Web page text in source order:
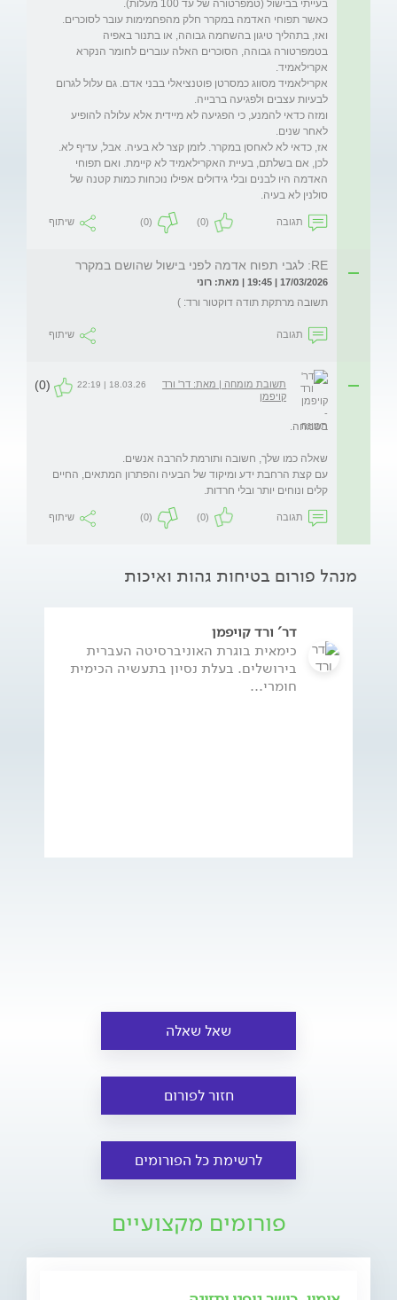
כאשר תפוחי האדמה במקרר חלק מהפחמימות עובר לסוכרים.
ואז, בתהליך טיגון בהשחמה גבוהה, או בתנור באפיה
בטמפרטורה גבוהה, הסוכרים האלה עוברים לחומר הנקרא
אקרילאמיד מסווג כמסרטן פוטנציאלי בבני אדם. גם עלול לגרום
ומזה כדאי להמנע, כי הפגיעה לא מיידית אלא עלולה להופיע
לכן, אם בשלתם, בעיית האקרילאמיד לא קיימת. ואם תפוחי
האדמה היו לבנים ובלי גידולים אפילו נוכחות כמות קטנה של
סולנין לא בעיה.
תגובה (0)
(0) שיתוף
RE: לגבי תפוח אדמה לפני בישול שהושם במקרר
17/03/2026 | 19:45 | מאת: רוני
תשובה מרתקת תודה דוקטור ורד: )
תגובה שיתוף
תשובת מומחה | מאת: דר' ורד
קויפמן
18.03.26 | 22:19
(0)
עם קצת הרחבת ידע ומיקוד של הבעיה והפתרון המתאים, החיים
קלים ונוחים יותר ובלי חרדות.
תגובה (0)
(0) שיתוף
מנהל פורום בטיחות גהות ואיכות
דר' ורד קויפמן
כימאית בוגרת האוניברסיטה העברית
בירושלים. בעלת נסיון בתעשיה הכימית
חומרי...
שאל שאלה
חזור לפורום
לרשימת כל הפורומים
פורומים מקצועיים